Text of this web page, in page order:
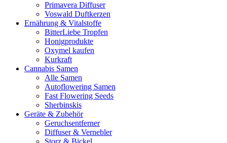
Primavera Diffuser
Voswald Duftkerzen
Ernährung & Vitalstoffe
BitterLiebe Tropfen
Honigprodukte
Oxymel kaufen
Kurkraft
Cannabis Samen
Alle Samen
Autoflowering Samen
Fast Flowering Seeds
Sherbinskis
Geräte & Zubehör
Geruchsentferner
Diffuser & Vernebler